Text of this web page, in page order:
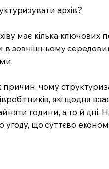
архів?
має кілька ключових
в зовнішньому
чому
які щодня
години, а то й дні.
угоду, що суттєво